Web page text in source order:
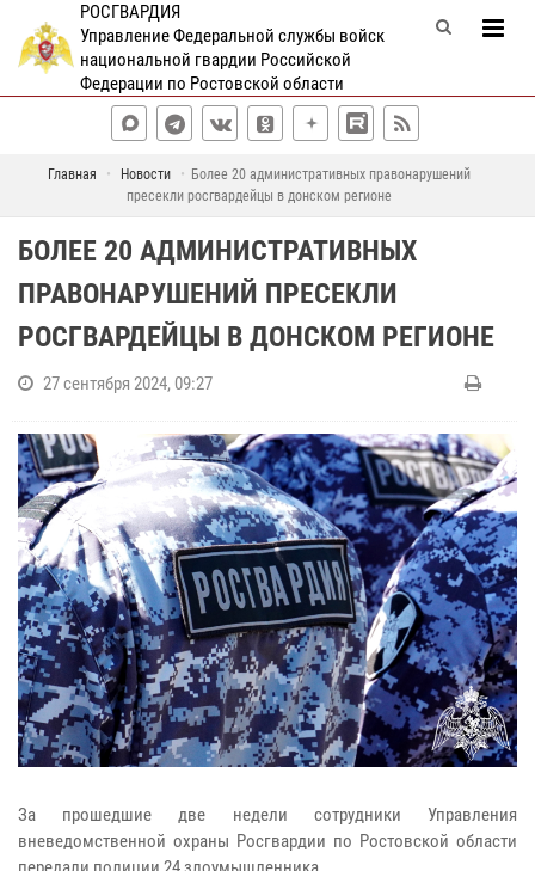
РОСГВАРДИЯ
Управление Федеральной службы войск
национальной гвардии Российской
Федерации по Ростовской области
Главная Новости
Более 20 административных правонарушений
пресекли росгвардейцы в донском регионе
БОЛЕЕ 20 АДМИНИСТРАТИВНЫХ
ПРАВОНАРУШЕНИЙ ПРЕСЕКЛИ
РОСГВАРДЕЙЦЫ В ДОНСКОМ РЕГИОНЕ
27 сентября 2024, 09:27
За прошедшие две недели сотрудники Управления
вневедомственной охраны Росгвардии по Ростовской области